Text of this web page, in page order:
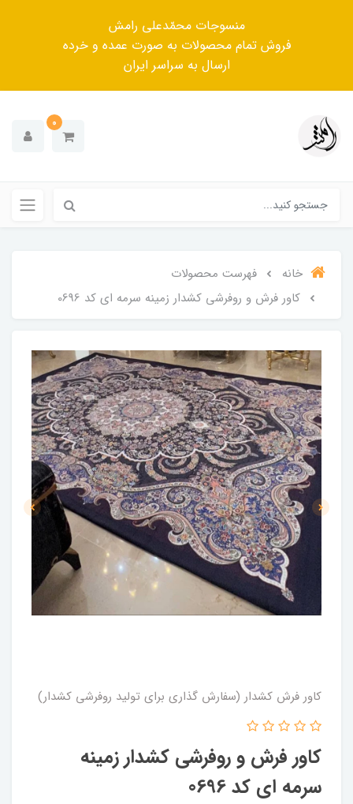
منسوجات محمّدعلی رامش
فروش تمام محصولات به صورت عمده و خرده
ارسال به سراسر ایران
0
خانه
فهرست محصولات
کاور فرش و روفرشی کشدار زمینه سرمه ای کد 0696
کاور فرش کشدار (سفارش گذاری برای تولید روفرشی کشدار)
کاور فرش و روفرشی کشدار زمینه
سرمه ای کد 0696